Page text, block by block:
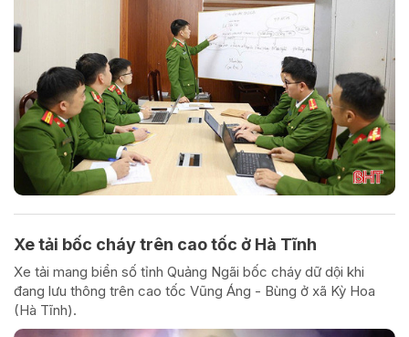
Xe tải bốc cháy trên cao tốc ở Hà Tĩnh
Xe tải mang biển số tỉnh Quảng Ngãi bốc cháy dữ dội khi
đang lưu thông trên cao tốc Vũng Áng - Bùng ở xã Kỳ Hoa
(Hà Tĩnh).